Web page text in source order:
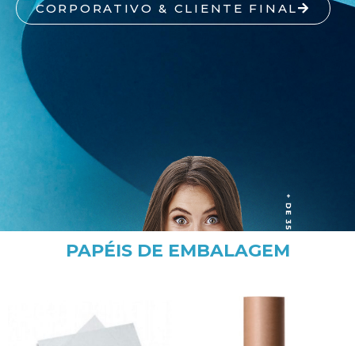
CORPORATIVO & CLIENTE FINAL
PAPÉIS DE EMBALAGEM